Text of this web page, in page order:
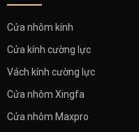
Cửa nhôm kính
Cửa kính cường lực
Vách kính cường lực
Cửa nhôm Xingfa
Cửa nhôm Maxpro